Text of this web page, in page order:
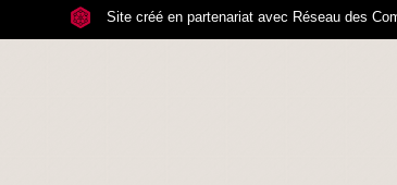
Site créé en partenariat avec Réseau des